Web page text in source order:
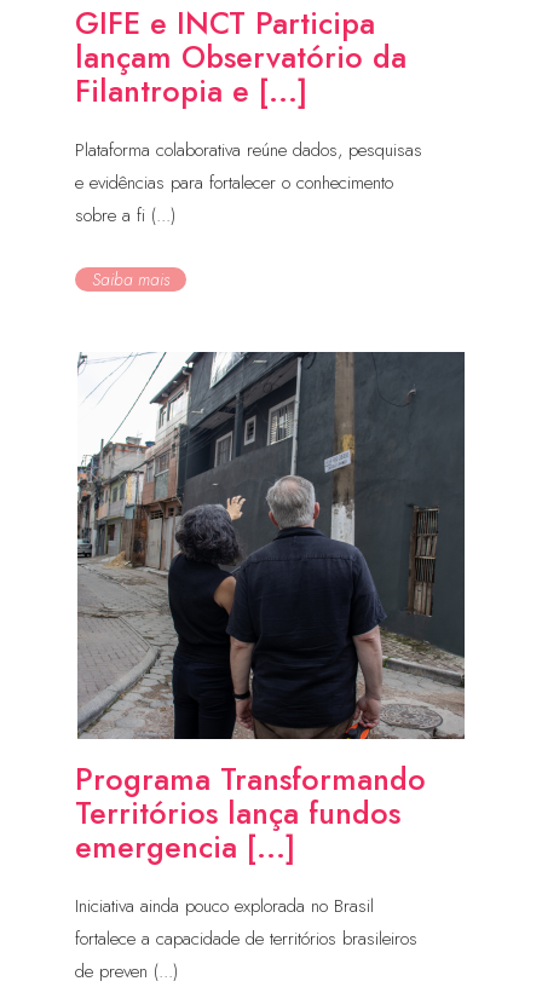
GIFE e INCT Participa
lançam Observatório da
Filantropia e [...]
Plataforma colaborativa reúne dados, pesquisas
e evidências para fortalecer o conhecimento
sobre a fi (...)
Saiba mais
Programa Transformando
Territórios lança fundos
emergencia [...]
Iniciativa ainda pouco explorada no Brasil
fortalece a capacidade de territórios brasileiros
de preven (...)